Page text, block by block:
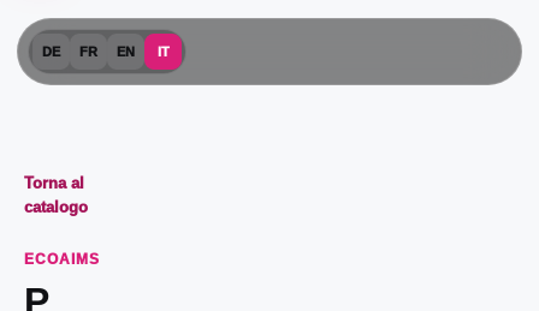
DE FR EN IT
Torna al
catalogo
ECOAIMS
P